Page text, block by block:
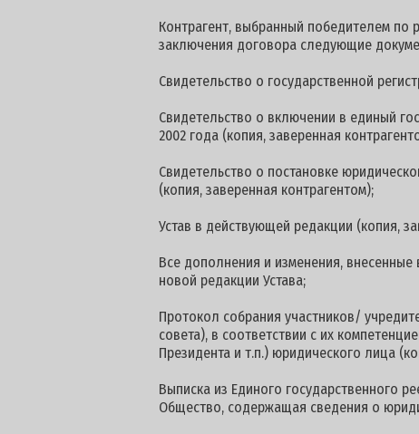
Контрагент, выбранный победителем по
заключения договора следующие
Свидетельство о государственной
Свидетельство о включении в единый
2002 года (копия, заверенная
Свидетельство о постановке
(копия, заверенная контрагентом);
Устав в действующей редакции (копия,
Все дополнения и изменения,
новой редакции Устава;
Протокол собрания участников/
совета), в соответствии с их
Президента и т.п.) юридического лица
Выписка из Единого государственного
Общество, содержащая сведения о